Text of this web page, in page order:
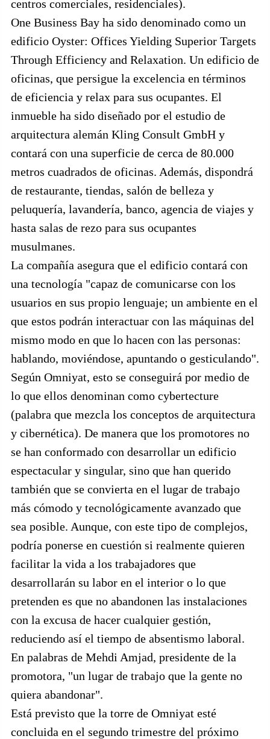
centros comerciales, residenciales).
One Business Bay ha sido denominado como un
edificio Oyster: Offices Yielding Superior Targets
Through Efficiency and Relaxation. Un edificio de
oficinas, que persigue la excelencia en términos
de eficiencia y relax para sus ocupantes. El
inmueble ha sido diseñado por el estudio de
arquitectura alemán Kling Consult GmbH y
contará con una superficie de cerca de 80.000
metros cuadrados de oficinas. Además, dispondrá
de restaurante, tiendas, salón de belleza y
peluquería, lavandería, banco, agencia de viajes y
hasta salas de rezo para sus ocupantes
musulmanes.
La compañía asegura que el edificio contará con
una tecnología "capaz de comunicarse con los
usuarios en sus propio lenguaje; un ambiente en el
que estos podrán interactuar con las máquinas del
mismo modo en que lo hacen con las personas:
hablando, moviéndose, apuntando o gesticulando".
Según Omniyat, esto se conseguirá por medio de
lo que ellos denominan como cybertecture
(palabra que mezcla los conceptos de arquitectura
y cibernética). De manera que los promotores no
se han conformado con desarrollar un edificio
espectacular y singular, sino que han querido
también que se convierta en el lugar de trabajo
más cómodo y tecnológicamente avanzado que
sea posible. Aunque, con este tipo de complejos,
podría ponerse en cuestión si realmente quieren
facilitar la vida a los trabajadores que
desarrollarán su labor en el interior o lo que
pretenden es que no abandonen las instalaciones
con la excusa de hacer cualquier gestión,
reduciendo así el tiempo de absentismo laboral.
En palabras de Mehdi Amjad, presidente de la
promotora, "un lugar de trabajo que la gente no
quiera abandonar".
Está previsto que la torre de Omniyat esté
concluida en el segundo trimestre del próximo